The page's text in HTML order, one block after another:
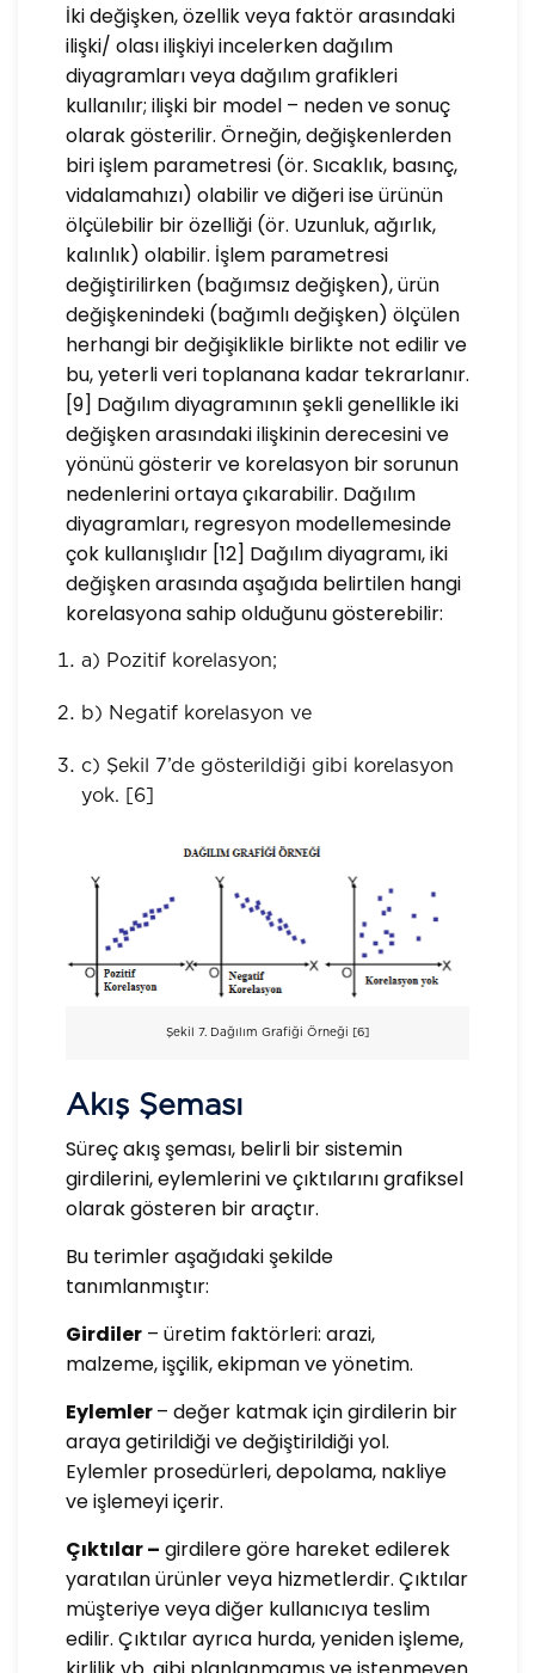
İki değişken, özellik veya faktör arasındaki
ilişki/ olası ilişkiyi incelerken dağılım
diyagramları veya dağılım grafikleri
kullanılır; ilişki bir model – neden ve sonuç
olarak gösterilir. Örneğin, değişkenlerden
biri işlem parametresi (ör. Sıcaklık, basınç,
vidalamahızı) olabilir ve diğeri ise ürünün
ölçülebilir bir özelliği (ör. Uzunluk, ağırlık,
kalınlık) olabilir. İşlem parametresi
değiştirilirken (bağımsız değişken), ürün
değişkenindeki (bağımlı değişken) ölçülen
herhangi bir değişiklikle birlikte not edilir ve
bu, yeterli veri toplanana kadar tekrarlanır.
[9] Dağılım diyagramının şekli genellikle iki
değişken arasındaki ilişkinin derecesini ve
yönünü gösterir ve korelasyon bir sorunun
nedenlerini ortaya çıkarabilir. Dağılım
diyagramları, regresyon modellemesinde
çok kullanışlıdır [12] Dağılım diyagramı, iki
değişken arasında aşağıda belirtilen hangi
korelasyona sahip olduğunu gösterebilir:
a) Pozitif korelasyon;
b) Negatif korelasyon ve
c) Şekil 7’de gösterildiği gibi korelasyon
yok. [6]
Şekil 7. Dağılım Grafiği Örneği [6]
Akış Şeması
Süreç akış şeması, belirli bir sistemin
girdilerini, eylemlerini ve çıktılarını grafiksel
olarak gösteren bir araçtır.
Bu terimler aşağıdaki şekilde
tanımlanmıştır:
Girdiler – üretim faktörleri: arazi,
malzeme, işçilik, ekipman ve yönetim.
Eylemler– değer katmak için girdilerin bir
araya getirildiği ve değiştirildiği yol.
Eylemler prosedürleri, depolama, nakliye
ve işlemeyi içerir.
Çıktılar – girdilere göre hareket edilerek
yaratılan ürünler veya hizmetlerdir. Çıktılar
müşteriye veya diğer kullanıcıya teslim
edilir. Çıktılar ayrıca hurda, yeniden işleme,